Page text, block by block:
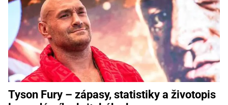
Tyson Fury – zápasy, statistiky a životopis